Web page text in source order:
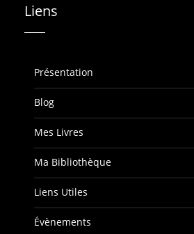
Liens
Présentation
Blog
Mes Livres
Ma Bibliothèque
Liens Utiles
Évènements